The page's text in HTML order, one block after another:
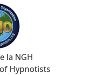
la NGH
Hypnotists